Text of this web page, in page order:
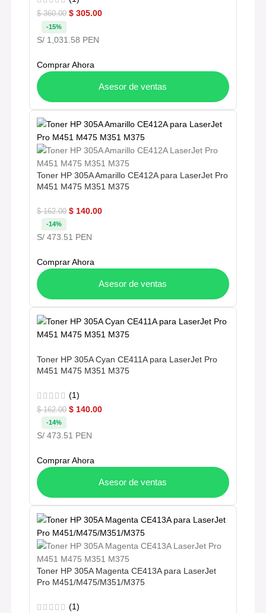
$360.00 $ 305.00
-15%
S/ 1,031.58 PEN
Comprar Ahora
Asesor de ventas
Toner HP 305A Amarillo CE412A para LaserJet Pro
M451 M475 M351 M375
$162.00 $ 140.00
-14%
S/ 473.51 PEN
Comprar Ahora
Asesor de ventas
Toner HP 305A Cyan CE411A para LaserJet Pro
M451 M475 M351 M375
(1)
$162.00 $ 140.00
-14%
S/ 473.51 PEN
Comprar Ahora
Asesor de ventas
Toner HP 305A Magenta CE413A para LaserJet
Pro M451/M475/M351/M375
(1)